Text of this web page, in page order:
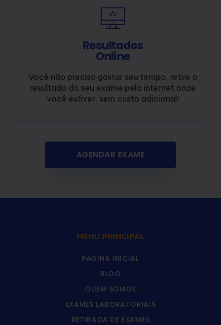
Resultados
Online
Você não precisa gastar seu tempo, retire o
resultado do seu exame pela internet onde
você estiver, sem custo adicional!
AGENDAR EXAME
MENU PRINCIPAL
PÁGINA INICIAL
BLOG
QUEM SOMOS
EXAMES LABORATORIAIS
RETIRADA DE EXAMES